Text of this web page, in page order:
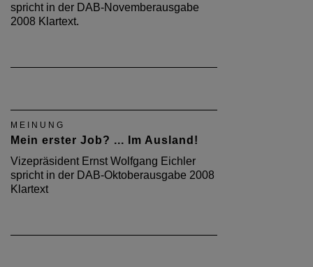
spricht in der DAB-Novemberausgabe
2008 Klartext.
MEINUNG
Mein erster Job? ... Im Ausland!
Vizepräsident Ernst Wolfgang Eichler
spricht in der DAB-Oktoberausgabe 2008
Klartext